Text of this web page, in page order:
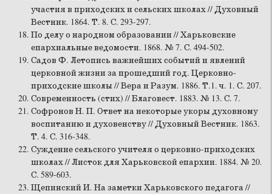
участия в приходских и сельских школах // Духовный
Вестник. 1864. Т. 8. С. 293-297.
По делу о народном образовании // Харьковские
епархиальные ведомости. 1868. № 7. С. 494-502.
Садов Ф. Летопись важнейших событий и явлений
церковной жизни за прошедший год. Церковно-
приходские школы // Вера и Разум. 1886. Т.1. ч. 1. С. 207.
Современность (стих) // Благовест. 1883. № 13. С. 7.
Софронов Н. П. Ответ на некоторые укоры духовному
воспитанию и духовенству // Духовный Вестник. 1863.
Т. 4. С. 316-348.
Суждение сельского учителя о церковно-приходских
школах // Листок для Харьковской епархии. 1884. № 20.
С. 589-603.
Щепинский И. На заметки Харьковского педагога //